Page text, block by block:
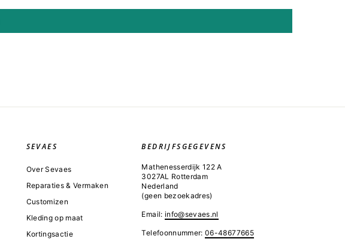
SEVAES
Over Sevaes
Reparaties & Vermaken
Customizen
Kleding op maat
Kortingsactie
BEDRIJFSGEGEVENS
Mathenesserdijk 122 A
3027AL Rotterdam
Nederland
(geen bezoekadres)
Email: info@sevaes.nl
Telefoonnummer:06-48677665